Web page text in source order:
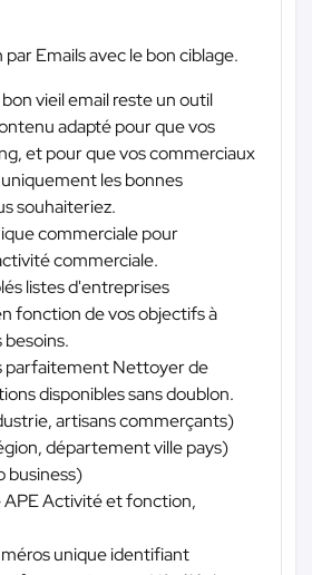
Emails avec le bon ciblage.
vieil email reste un outil
adapté pour que vos
et pour que vos commerciaux
les bonnes
souhaiteriez.
commerciale pour
commerciale.
listes d'entreprises
fonction de vos objectifs à
parfaitement Nettoyer de
disponibles sans doublon.
artisans commerçants)
département ville pays)
business)
Activité et fonction,
unique identifiant